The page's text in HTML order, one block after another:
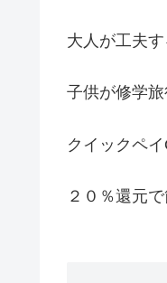
大人が工夫す
子供が修学
クイックペ
２０％還元